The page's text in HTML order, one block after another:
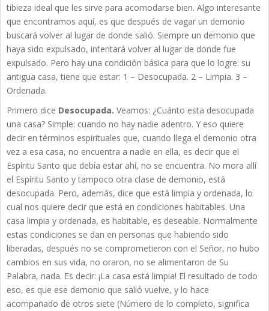
tibieza ideal que les sirve para acomodarse bien. Algo interesante
que encontramos aquí, es que después de vagar un demonio
buscará volver al lugar de donde salió. Siempre un demonio que
haya sido expulsado, intentará volver al lugar de donde fue
expulsado. Pero hay una condición básica para que lo logre: su
antigua casa, tiene que estar: 1 – Desocupada. 2 – Limpia. 3 –
Ordenada.
Primero dice Desocupada. Veamos: ¿Cuánto esta desocupada
una casa? Simple: cuando no hay nadie adentro. Y eso quiere
decir en términos espirituales que, cuando llega el demonio otra
vez a esa casa, no encuentra a nadie en ella, es decir que el
Espíritu Santo que debía estar ahí, no se encuentra. No mora allí
el Espíritu Santo y tampoco otra clase de demonio, está
desocupada. Pero, además, dice que está limpia y ordenada, lo
cual nos quiere decir que está en condiciones habitables. Una
casa limpia y ordenada, es habitable, es deseable. Normalmente
estas condiciones se dan en personas que habiendo sido
liberadas, después no se comprometieron con el Señor, no hubo
cambios en sus vida, no oraron, no se alimentaron de Su
Palabra, nada. Es decir: ¡La casa está limpia! El resultado de todo
eso, es que ese demonio que salió vuelve, y lo hace
acompañado de otros siete (Número de lo completo, significa